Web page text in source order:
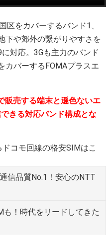
区をカバーするバンド1、
下や郊外の繋がりやすさを
対応。3Gも主力のバンド
カバーするFOMAプラスエ
販売する端末と遜色ないエ
きる対応バンド構成とな
コモ回線の格安SIMはこ
通信品質No.1！安心のNTT
も！時代をリードしてきた